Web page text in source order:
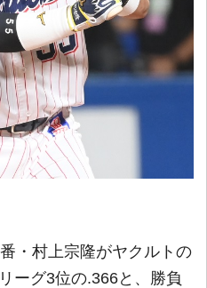
・村上宗隆がヤクルトの
ーグ3位の.366と、勝負